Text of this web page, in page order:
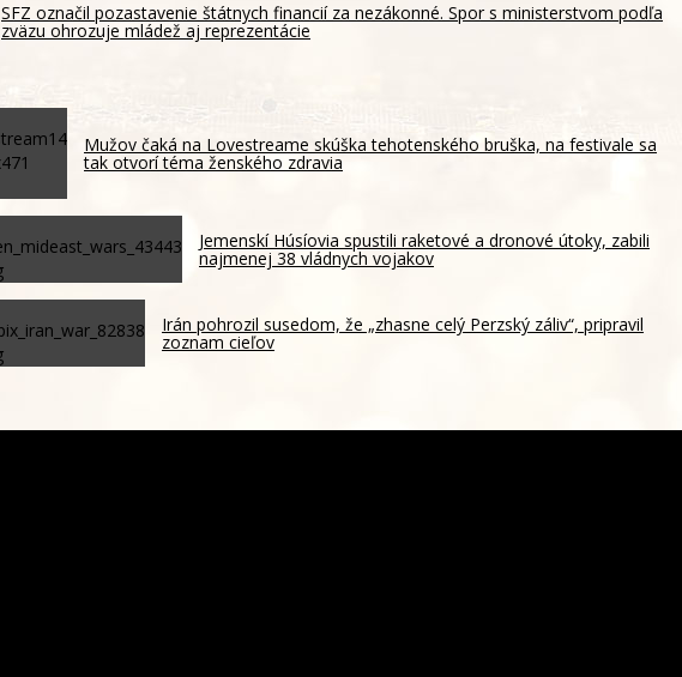
SFZ označil pozastavenie štátnych financií za nezákonné. Spor s ministerstvom podľa
zväzu ohrozuje mládež aj reprezentácie
Mužov čaká na Lovestreame skúška tehotenského bruška, na festivale sa
tak otvorí téma ženského zdravia
Jemenskí Húsíovia spustili raketové a dronové útoky, zabili
najmenej 38 vládnych vojakov
Irán pohrozil susedom, že „zhasne celý Perzský záliv“, pripravil
zoznam cieľov